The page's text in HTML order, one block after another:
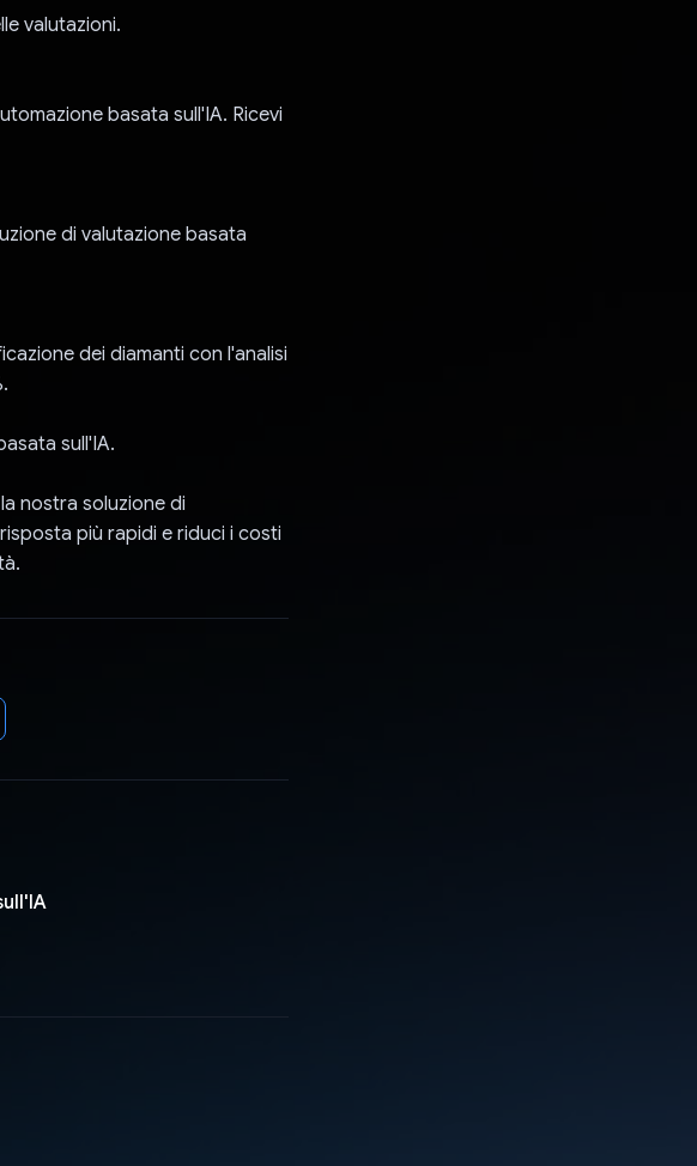
valutazioni.
basata sull'IA. Ricevi
di valutazione basata
dei diamanti con l'analisi
sull'IA.
nostra soluzione di
più rapidi e riduci i costi